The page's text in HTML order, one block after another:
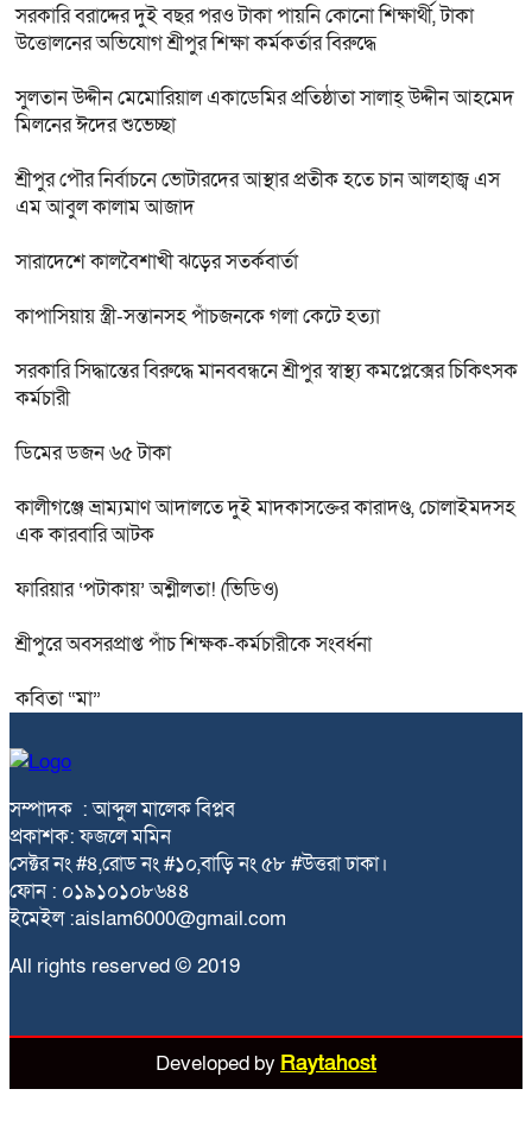
সরকারি বরাদ্দের দুই বছর পরও টাকা পায়নি কোনো শিক্ষার্থী, টাকা
উত্তোলনের অভিযোগ শ্রীপুর শিক্ষা কর্মকর্তার বিরুদ্ধে
সুলতান উদ্দীন মেমোরিয়াল একাডেমির প্রতিষ্ঠাতা সালাহ্ উদ্দীন আহমেদ
মিলনের ঈদের শুভেচ্ছা
শ্রীপুর পৌর নির্বাচনে ভোটারদের আস্থার প্রতীক হতে চান আলহাজ্ব এস
এম আবুল কালাম আজাদ
সারাদেশে কালবৈশাখী ঝড়ের সতর্কবার্তা
কাপাসিয়ায় স্ত্রী-সন্তানসহ পাঁচজনকে গলা কেটে হত্যা
সরকারি সিদ্ধান্তের বিরুদ্ধে মানববন্ধনে শ্রীপুর স্বাস্থ্য কমপ্লেক্সের চিকিৎসক
কর্মচারী
ডিমের ডজন ৬৫ টাকা
কালীগঞ্জে ভ্রাম্যমাণ আদালতে দুই মাদকাসক্তের কারাদণ্ড, চোলাইমদসহ
এক কারবারি আটক
ফারিয়ার ‘পটাকায়’ অশ্লীলতা! (ভিডিও)
শ্রীপুরে অবসরপ্রাপ্ত পাঁচ শিক্ষক-কর্মচারীকে সংবর্ধনা
কবিতা “মা”
সম্পাদক : আব্দুল মালেক বিপ্লব
প্রকাশক: ফজলে মমিন
সেক্টর নং #৪,রোড নং #১০,বাড়ি নং ৫৮ #উত্তরা ঢাকা।
ফোন : ০১৯১০১০৮৬৪৪
ইমেইল :aislam6000@gmail.com
All rights reserved © 2019
Developed by Raytahost